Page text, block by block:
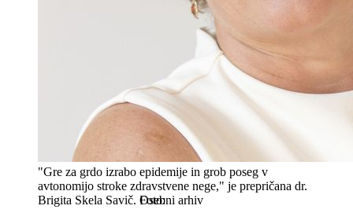
"Gre za grdo izrabo epidemije in grob poseg v
avtonomijo stroke zdravstvene nege," je prepričana dr.
Brigita Skela Savič. Osebni arhiv